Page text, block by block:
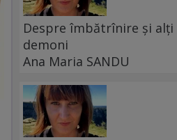
Despre îmbătrînire și alți
demoni
Ana Maria SANDU